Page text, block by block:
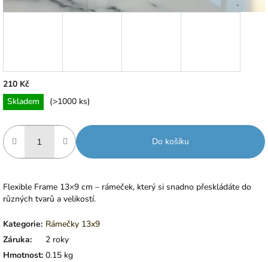
210 Kč
Měrná
cena:
Skladem (>1000 ks)
Do košíku
Flexible Frame 13×9 cm – rámeček, který si snadno přeskládáte do
různých tvarů a velikostí.
Kategorie: Rámečky 13x9
Záruka:
2 roky
Hmotnost: 0.15 kg